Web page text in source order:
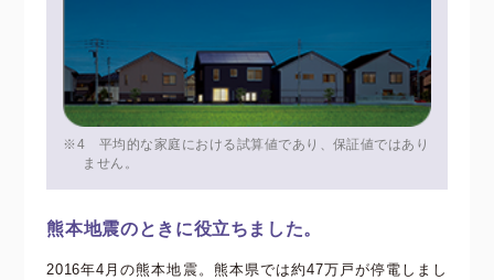
※4 平均的な家庭における試算値であり、保証値ではあり
ません。
熊本地震のときに役立ちました。
2016年4月の熊本地震。熊本県では約47万戸が停電しまし